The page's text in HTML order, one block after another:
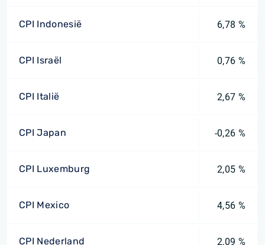
CPI Indonesië 6,78 %
CPI Israël 0,76 %
CPI Italië 2,67 %
CPI Japan -0,26 %
CPI Luxemburg 2,05 %
CPI Mexico 4,56 %
CPI Nederland 2,09 %